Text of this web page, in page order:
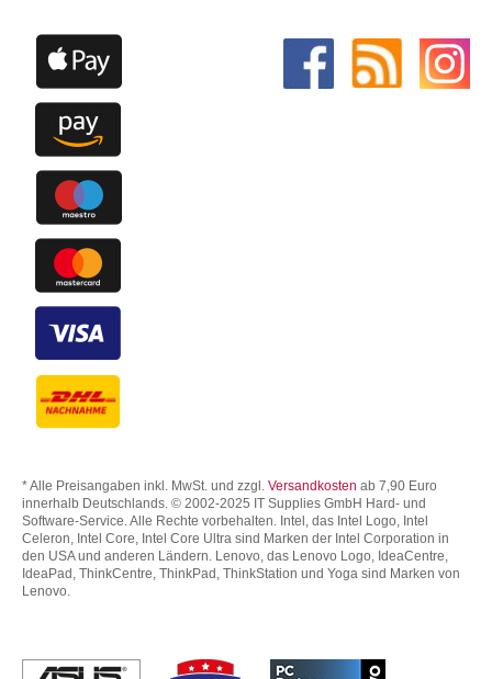
* Alle Preisangaben inkl. MwSt. und zzgl. Versandkosten ab 7,90 Euro
innerhalb Deutschlands. © 2002-2025 IT Supplies GmbH Hard- und
Software-Service. Alle Rechte vorbehalten. Intel, das Intel Logo, Intel
Celeron, Intel Core, Intel Core Ultra sind Marken der Intel Corporation in
den USA und anderen Ländern. Lenovo, das Lenovo Logo, IdeaCentre,
IdeaPad, ThinkCentre, ThinkPad, ThinkStation und Yoga sind Marken von
Lenovo.